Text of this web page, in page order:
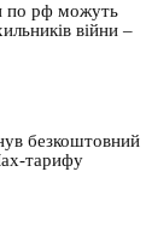
по рф можуть
війни –
безкоштовний
тарифу